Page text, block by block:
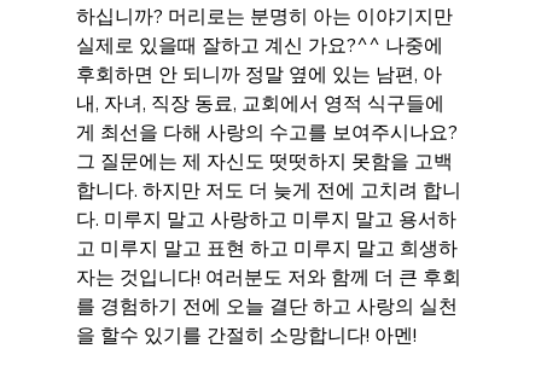
하십니까? 머리로는 분명히 아는 이야기지만
실제로 있을때 잘하고 계신 가요?^^ 나중에
후회하면 안 되니까 정말 옆에 있는 남편, 아
내, 자녀, 직장 동료, 교회에서 영적 식구들에
게 최선을 다해 사랑의 수고를 보여주시나요?
그 질문에는 제 자신도 떳떳하지 못함을 고백
합니다. 하지만 저도 더 늦게 전에 고치려 합니
다. 미루지 말고 사랑하고 미루지 말고 용서하
고 미루지 말고 표현 하고 미루지 말고 희생하
자는 것입니다! 여러분도 저와 함께 더 큰 후회
를 경험하기 전에 오늘 결단 하고 사랑의 실천
을 할수 있기를 간절히 소망합니다! 아멘!